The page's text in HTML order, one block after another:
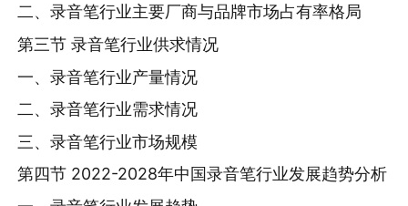
二、录音笔行业主要厂商与品牌市场占有率格局
第三节 录音笔行业供求情况
一、录音笔行业产量情况
二、录音笔行业需求情况
三、录音笔行业市场规模
第四节 2022-2028年中国录音笔行业发展趋势分析